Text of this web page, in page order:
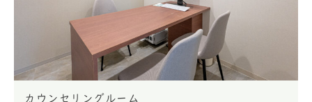
カウンセリングルーム